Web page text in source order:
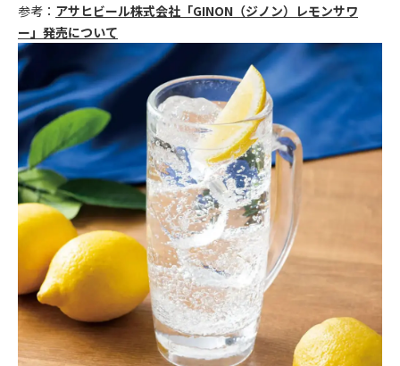
参考： アサヒビール株式会社「GINON（ジノン）レモンサワ
ー」発売について